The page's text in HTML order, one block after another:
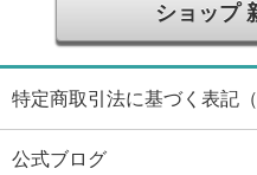
ショップ
特定商取引法に基づく表記（
公式ブログ